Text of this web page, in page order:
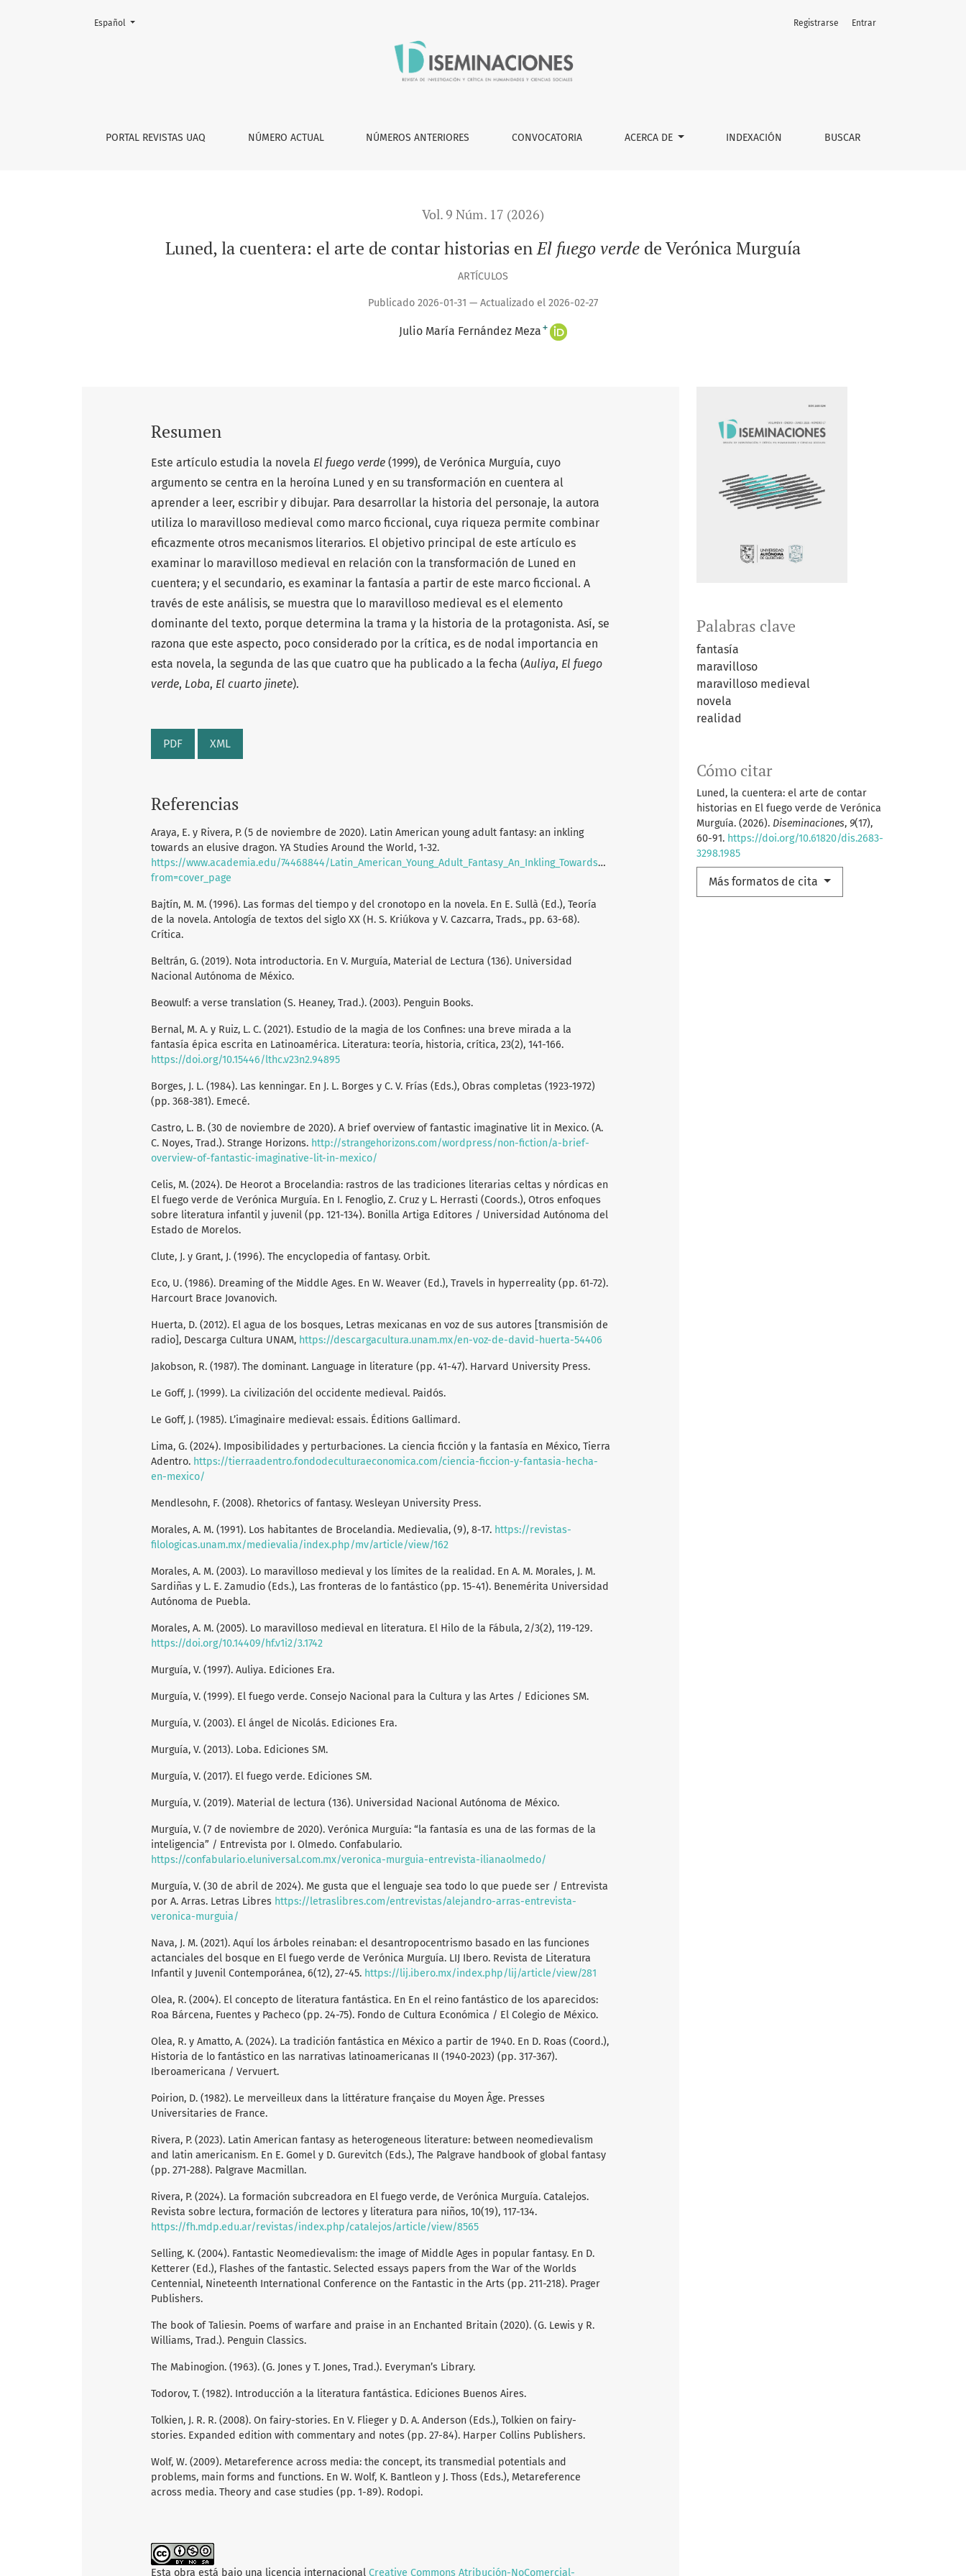
Luned, la cuentera: el arte de contar historias en <i>El fuego verde </i>de Verónica Murguía
PORTAL REVISTAS UAQ NÚMERO ACTUAL NÚMEROS ANTERIORES CONVOCATORIA ACERCA DE INDEXACIÓN BUSCAR
Registrarse Entrar
Cambiar el idioma. El actual es:
Español
Vol. 9 Núm. 17 (2026)
Luned, la cuentera: el arte de contar historias enEl fuego verde de Verónica Murguía
ARTÍCULOS
Publicado 2026-01-31 — Actualizado el 2026-02-27
Julio María Fernández Meza +
Palabras clave
fantasía
maravilloso
maravilloso medieval
novela
realidad
Cómo citar
Luned, la cuentera: el arte de contar
historias en El fuego verde de Verónica
Murguía. (2026). Diseminaciones, 9(17),
60-91. https://doi.org/10.61820/dis.2683-
3298.1985
Más formatos de cita
Resumen
Este artículo estudia la novela El fuego verde (1999), de Verónica Murguía, cuyo
argumento se centra en la heroína Luned y en su transformación en cuentera al
aprender a leer, escribir y dibujar. Para desarrollar la historia del personaje, la autora
utiliza lo maravilloso medieval como marco ficcional, cuya riqueza permite combinar
eficazmente otros mecanismos literarios. El objetivo principal de este artículo es
examinar lo maravilloso medieval en relación con la transformación de Luned en
cuentera; y el secundario, es examinar la fantasía a partir de este marco ficcional. A
través de este análisis, se muestra que lo maravilloso medieval es el elemento
dominante del texto, porque determina la trama y la historia de la protagonista. Así, se
razona que este aspecto, poco considerado por la crítica, es de nodal importancia en
esta novela, la segunda de las que cuatro que ha publicado a la fecha (Auliya, El fuego
verde, Loba, El cuarto jinete).
PDF XML
Referencias
Araya, E. y Rivera, P. (5 de noviembre de 2020). Latin American young adult fantasy: an inkling
towards an elusive dragon. YA Studies Around the World, 1-32.
https://www.academia.edu/74468844/Latin_American_Young_Adult_Fantasy_An_Inkling_Towards_An_Elusive_Dragon?
from=cover_page
Bajtín, M. M. (1996). Las formas del tiempo y del cronotopo en la novela. En E. Sullà (Ed.), Teoría
de la novela. Antología de textos del siglo XX (H. S. Kriúkova y V. Cazcarra, Trads., pp. 63-68).
Crítica.
Beltrán, G. (2019). Nota introductoria. En V. Murguía, Material de Lectura (136). Universidad
Nacional Autónoma de México.
Beowulf: a verse translation (S. Heaney, Trad.). (2003). Penguin Books.
Bernal, M. A. y Ruiz, L. C. (2021). Estudio de la magia de los Confines: una breve mirada a la
fantasía épica escrita en Latinoamérica. Literatura: teoría, historia, crítica, 23(2), 141-166.
https://doi.org/10.15446/lthc.v23n2.94895
Borges, J. L. (1984). Las kenningar. En J. L. Borges y C. V. Frías (Eds.), Obras completas (1923-1972)
(pp. 368-381). Emecé.
Castro, L. B. (30 de noviembre de 2020). A brief overview of fantastic imaginative lit in Mexico. (A.
C. Noyes, Trad.). Strange Horizons. http://strangehorizons.com/wordpress/non-fiction/a-brief-
overview-of-fantastic-imaginative-lit-in-mexico/
Celis, M. (2024). De Heorot a Brocelandia: rastros de las tradiciones literarias celtas y nórdicas en
El fuego verde de Verónica Murguía. En I. Fenoglio, Z. Cruz y L. Herrasti (Coords.), Otros enfoques
sobre literatura infantil y juvenil (pp. 121-134). Bonilla Artiga Editores / Universidad Autónoma del
Estado de Morelos.
Clute, J. y Grant, J. (1996). The encyclopedia of fantasy. Orbit.
Eco, U. (1986). Dreaming of the Middle Ages. En W. Weaver (Ed.), Travels in hyperreality (pp. 61-72).
Harcourt Brace Jovanovich.
Huerta, D. (2012). El agua de los bosques, Letras mexicanas en voz de sus autores [transmisión de
radio], Descarga Cultura UNAM, https://descargacultura.unam.mx/en-voz-de-david-huerta-54406
Jakobson, R. (1987). The dominant. Language in literature (pp. 41-47). Harvard University Press.
Le Goff, J. (1999). La civilización del occidente medieval. Paidós.
Le Goff, J. (1985). L’imaginaire medieval: essais. Éditions Gallimard.
Lima, G. (2024). Imposibilidades y perturbaciones. La ciencia ficción y la fantasía en México, Tierra
Adentro. https://tierraadentro.fondodeculturaeconomica.com/ciencia-ficcion-y-fantasia-hecha-
en-mexico/
Mendlesohn, F. (2008). Rhetorics of fantasy. Wesleyan University Press.
Morales, A. M. (1991). Los habitantes de Brocelandia. Medievalia, (9), 8-17. https://revistas-
filologicas.unam.mx/medievalia/index.php/mv/article/view/162
Morales, A. M. (2003). Lo maravilloso medieval y los límites de la realidad. En A. M. Morales, J. M.
Sardiñas y L. E. Zamudio (Eds.), Las fronteras de lo fantástico (pp. 15-41). Benemérita Universidad
Autónoma de Puebla.
Morales, A. M. (2005). Lo maravilloso medieval en literatura. El Hilo de la Fábula, 2/3(2), 119-129.
https://doi.org/10.14409/hf.v1i2/3.1742
Murguía, V. (1997). Auliya. Ediciones Era.
Murguía, V. (1999). El fuego verde. Consejo Nacional para la Cultura y las Artes / Ediciones SM.
Murguía, V. (2003). El ángel de Nicolás. Ediciones Era.
Murguía, V. (2013). Loba. Ediciones SM.
Murguía, V. (2017). El fuego verde. Ediciones SM.
Murguía, V. (2019). Material de lectura (136). Universidad Nacional Autónoma de México.
Murguía, V. (7 de noviembre de 2020). Verónica Murguía: “la fantasía es una de las formas de la
inteligencia” / Entrevista por I. Olmedo. Confabulario.
https://confabulario.eluniversal.com.mx/veronica-murguia-entrevista-ilianaolmedo/
Murguía, V. (30 de abril de 2024). Me gusta que el lenguaje sea todo lo que puede ser / Entrevista
por A. Arras. Letras Libres https://letraslibres.com/entrevistas/alejandro-arras-entrevista-
veronica-murguia/
Nava, J. M. (2021). Aquí los árboles reinaban: el desantropocentrismo basado en las funciones
actanciales del bosque en El fuego verde de Verónica Murguía. LIJ Ibero. Revista de Literatura
Infantil y Juvenil Contemporánea, 6(12), 27-45. https://lij.ibero.mx/index.php/lij/article/view/281
Olea, R. (2004). El concepto de literatura fantástica. En En el reino fantástico de los aparecidos:
Roa Bárcena, Fuentes y Pacheco (pp. 24-75). Fondo de Cultura Económica / El Colegio de México.
Olea, R. y Amatto, A. (2024). La tradición fantástica en México a partir de 1940. En D. Roas (Coord.),
Historia de lo fantástico en las narrativas latinoamericanas II (1940-2023) (pp. 317-367).
Iberoamericana / Vervuert.
Poirion, D. (1982). Le merveilleux dans la littérature française du Moyen Âge. Presses
Universitaries de France.
Rivera, P. (2023). Latin American fantasy as heterogeneous literature: between neomedievalism
and latin americanism. En E. Gomel y D. Gurevitch (Eds.), The Palgrave handbook of global fantasy
(pp. 271-288). Palgrave Macmillan.
Rivera, P. (2024). La formación subcreadora en El fuego verde, de Verónica Murguía. Catalejos.
Revista sobre lectura, formación de lectores y literatura para niños, 10(19), 117-134.
https://fh.mdp.edu.ar/revistas/index.php/catalejos/article/view/8565
Selling, K. (2004). Fantastic Neomedievalism: the image of Middle Ages in popular fantasy. En D.
Ketterer (Ed.), Flashes of the fantastic. Selected essays papers from the War of the Worlds
Centennial, Nineteenth International Conference on the Fantastic in the Arts (pp. 211-218). Prager
Publishers.
The book of Taliesin. Poems of warfare and praise in an Enchanted Britain (2020). (G. Lewis y R.
Williams, Trad.). Penguin Classics.
The Mabinogion. (1963). (G. Jones y T. Jones, Trad.). Everyman’s Library.
Todorov, T. (1982). Introducción a la literatura fantástica. Ediciones Buenos Aires.
Tolkien, J. R. R. (2008). On fairy-stories. En V. Flieger y D. A. Anderson (Eds.), Tolkien on fairy-
stories. Expanded edition with commentary and notes (pp. 27-84). Harper Collins Publishers.
Wolf, W. (2009). Metareference across media: the concept, its transmedial potentials and
problems, main forms and functions. En W. Wolf, K. Bantleon y J. Thoss (Eds.), Metareference
across media. Theory and case studies (pp. 1-89). Rodopi.
Esta obra está bajo una licencia internacional Creative Commons Atribución-NoComercial-